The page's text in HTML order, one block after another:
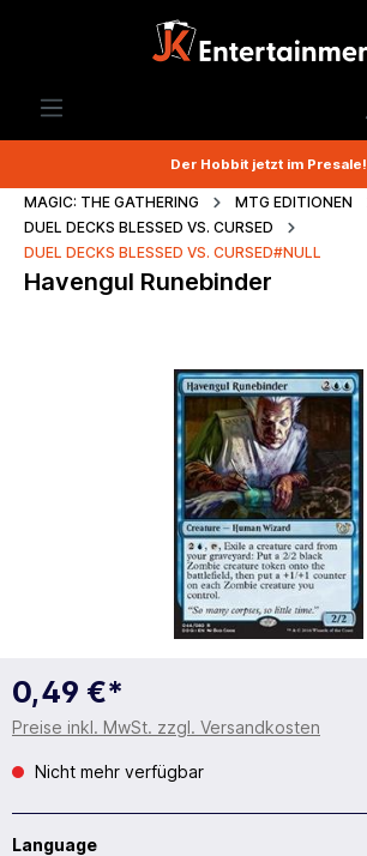
Der Hobbit jetzt im Presale!
MAGIC: THE GATHERING
MTG EDITIONEN
DUEL DECKS BLESSED VS. CURSED
DUEL DECKS BLESSED VS. CURSED#NULL
Havengul Runebinder
0,49 €*
Preise inkl. MwSt. zzgl. Versandkosten
Nicht mehr verfügbar
Language